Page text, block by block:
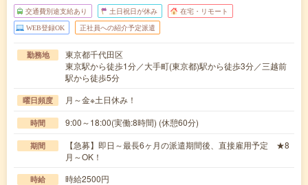
交通費別途支給あり 土日祝日が休み 在宅・リモート
WEB登録OK 正社員への紹介予定派遣
勤務地
東京都千代田区
東京駅から徒歩1分／大手町(東京都)駅から徒歩3分／三越前
駅から徒歩5分
曜日頻度 月～金※土日休み！
時間 9:00～18:00(実働:8時間) (休憩60分)
期間
【急募】即日～最長6ヶ月の派遣期間後、直接雇用予定 ★8
月～OK！
時給 時給2500円